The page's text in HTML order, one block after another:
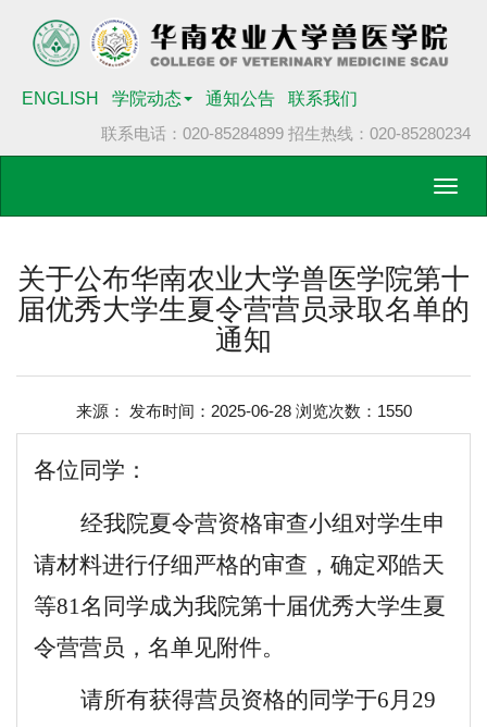
ENGLISH 学院动态 通知公告
联系我们
联系电话：020-85284899 招生热线：020-85280234
关于公布华南农业大学兽医学院第十
届优秀大学生夏令营营员录取名单的
通知
来源： 发布时间：2025-06-28 浏览次数： 1550
各位同学：
经我院夏令营资格审查小组对学生申
请材料进行仔细严格的审查，确定邓皓天
等81名同学成为我院第十届优秀大学生夏
令营营员，名单见附件。
请所有获得营员资格的同学于6月29